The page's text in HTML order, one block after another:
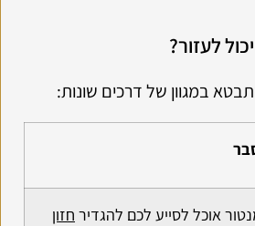
לעזור?
במגוון של דרכים שונות:
אוכל לסייע לכם להגדיר חזון